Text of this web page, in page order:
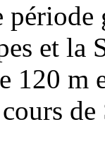
et la
120 m